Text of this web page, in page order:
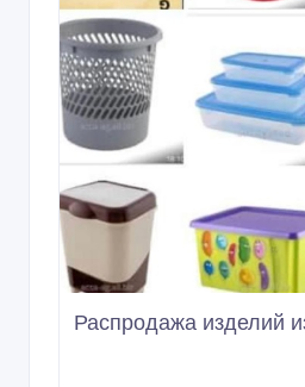
Распродажа изделий